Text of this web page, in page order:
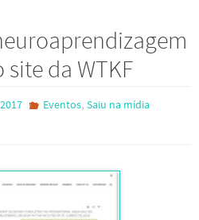
da WTKF
Eventos, Saiu na mídia